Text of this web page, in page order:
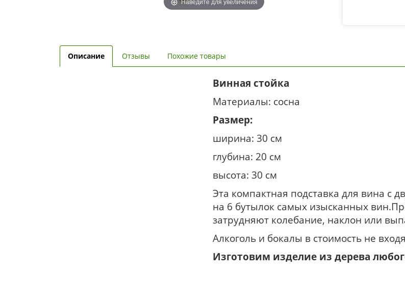
Описание Отзывы Похожие товары
Винная стойка
Материалы: сосна
Размер:
ширина: 30 см
глубина: 20 см
высота: 30 см
Эта компактная подставка для вина с
на 6 бутылок самых изысканных
затрудняют колебание, наклон или
Алкоголь и бокалы в стоимость не
Изготовим изделие из дерева